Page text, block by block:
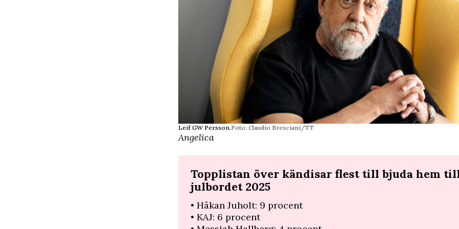
Leif GW Persson.Foto: Claudio Bresciani/TT
Angelica
Topplistan över kändisar flest till bjuda hem
julbordet 2025
• Håkan Juholt: 9 procent
• KAJ: 6 procent